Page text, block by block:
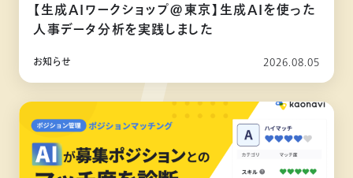
【生成AIワークショップ@東京】生成AIを使った
人事データ分析を実践しました
お知らせ 2026.08.05